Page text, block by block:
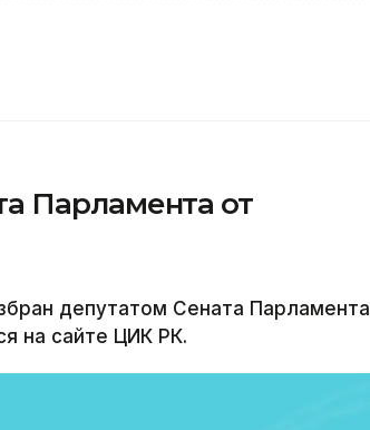
Парламента от
депутатом Сената Парламента
на сайте ЦИК РК.